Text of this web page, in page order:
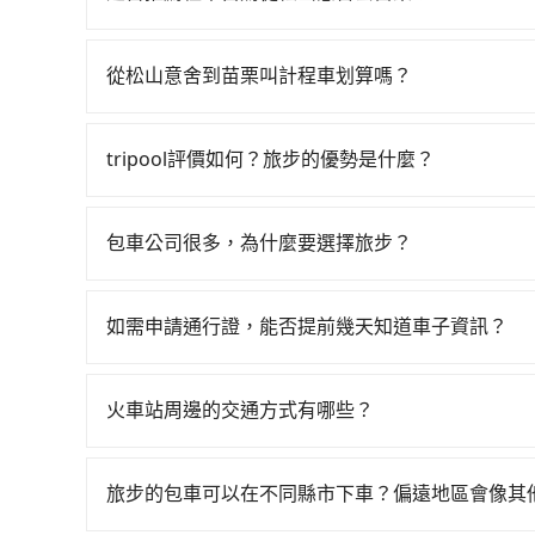
費300元後，抵達苗栗 (苗栗縣苗栗市) 的目的地
現在還不馬上來預約tripool！如果你是三人以下
天就要來回，那在台北路邊可隨租隨借的iRent應
去，但額外的汽車保險與可能的罰單都需自付。
次租車都好像在開樂透一樣。另外，偶爾也會遇
天或者載行李時，就顯得非常不便。
從松山意舍到苗栗叫計程車划算嗎？
到車，也可考慮打電話至松山意舍附近的計程車
論在價格或服務品質上，tripool都是你從松山意舍
tripool評價如何？旅步的優勢是什麼？
外，tripool司機專業的駕駛和親切服務態度也獲
包車公司很多，為什麼要選擇旅步？
供更彈性的取消訂單規定，並致力於提供高品質
如需申請通行證，能否提前幾天知道車子資訊？
用車前一天才開始安排車輛，並於用車前一天晚
火車站周邊的交通方式有哪些？
相對便宜經濟。 計程車：乘坐計程車到達或離開
旅步的包車可以在不同縣市下車？偏遠地區會像其